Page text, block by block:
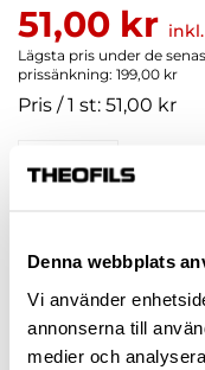
Denna webbplats
Vi använder
annonserna till
medier och
51,00 kr
Lägsta pris under de
prissänkning: 199,00 kr
Pris / 1 st: 51,00 kr
st
Jönköping huvudlager